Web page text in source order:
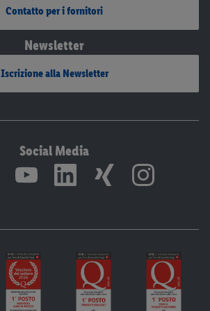
Contatto per i fornitori
Newsletter
Iscrizione alla Newsletter
Social Media